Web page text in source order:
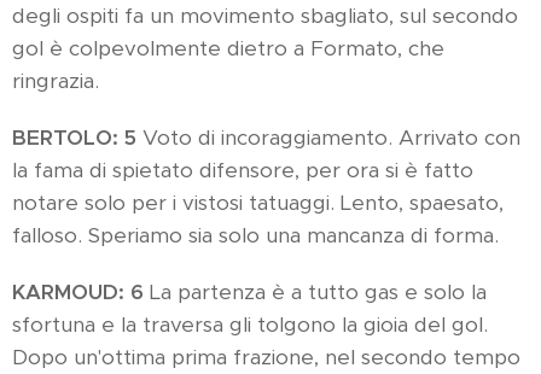
degli ospiti fa un movimento sbagliato, sul secondo
gol è colpevolmente dietro a Formato, che
ringrazia.
BERTOLO: 5 Voto di incoraggiamento. Arrivato con
la fama di spietato difensore, per ora si è fatto
notare solo per i vistosi tatuaggi. Lento, spaesato,
falloso. Speriamo sia solo una mancanza di forma.
KARMOUD: 6 La partenza è a tutto gas e solo la
sfortuna e la traversa gli tolgono la gioia del gol.
Dopo un'ottima prima frazione, nel secondo tempo